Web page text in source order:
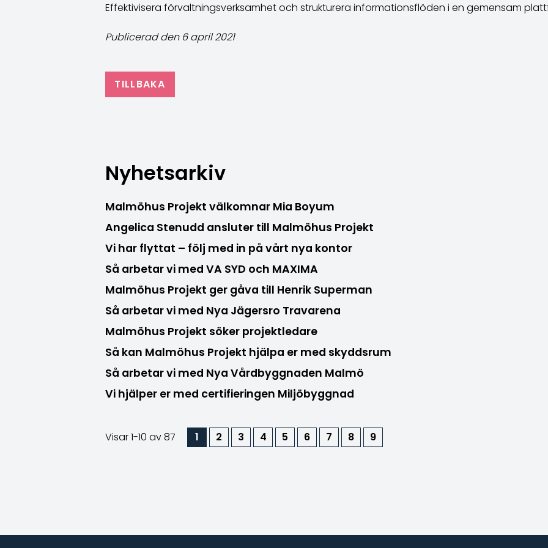
Effektivisera förvaltningsverksamhet och strukturera informationsflöden i en gemensam
Publicerad den 6 april 2021
TILLBAKA
Nyhetsarkiv
Malmöhus Projekt välkomnar Mia Boyum
Angelica Stenudd ansluter till Malmöhus Projekt
Vi har flyttat – följ med in på vårt nya kontor
Så arbetar vi med VA SYD och MAXIMA
Malmöhus Projekt ger gåva till Henrik Superman
Så arbetar vi med Nya Jägersro Travarena
Malmöhus Projekt söker projektledare
Så kan Malmöhus Projekt hjälpa er med skyddsrum
Så arbetar vi med Nya Vårdbyggnaden Malmö
Vi hjälper er med certifieringen Miljöbyggnad
Visar1-10 av 87 1 2 3 4 5 6 7 8 9